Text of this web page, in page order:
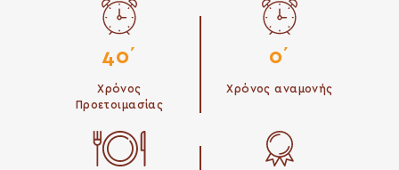
40΄
Χρόνος
Προετοιμασίας
0΄
Χρόνος αναμονής